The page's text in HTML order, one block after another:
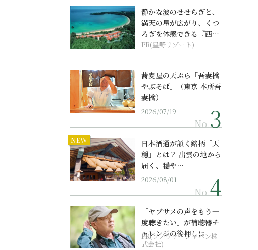
静かな波のせせらぎと、
満天の星が広がり、くつ
ろぎを体感できる『西表
島ホテル by...
PR(星野リゾート)
蕎麦屋の天ぷら「吾妻橋
やぶそば」（東京 本所吾
妻橋）
2026/07/19
No.
NEW
日本酒通が頷く銘柄「天
穏」とは？ 出雲の地から
届く、穏や…
2026/08/01
No.
「ヤブサメの声をもう一
度聴きたい」が補聴器チ
ャレンジの後押しに
PR(ソノヴァ・ジャパン株
式会社)